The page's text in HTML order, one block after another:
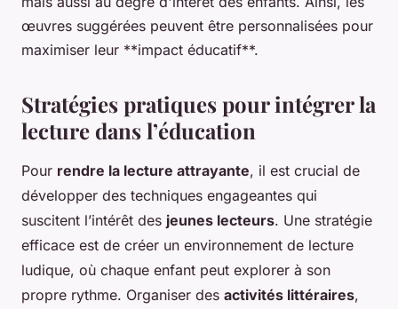
œuvres suggérées peuvent être personnalisées pour
maximiser leur **impact éducatif**.
Stratégies pratiques pour intégrer la
lecture dans l’éducation
Pour rendre la lecture attrayante, il est crucial de
développer des techniques engageantes qui
suscitent l’intérêt des jeunes lecteurs. Une stratégie
efficace est de créer un environnement de lecture
ludique, où chaque enfant peut explorer à son
propre rythme. Organiser des activités littéraires,